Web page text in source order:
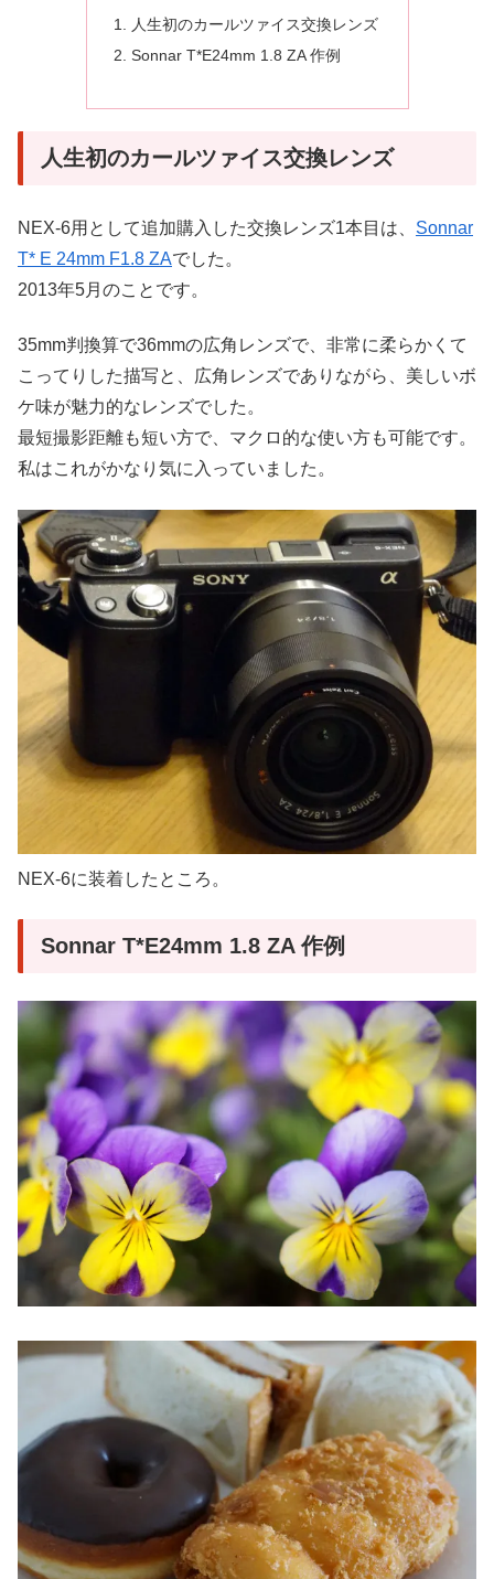
人生初のカールツァイス交換レンズ
Sonnar T*E24mm 1.8 ZA 作例
人生初のカールツァイス交換レンズ
NEX-6用として追加購入した交換レンズ1本目は、 Sonnar
T* E 24mm F1.8 ZAでした。
2013年5月のことです。
35mm判換算で36mmの広角レンズで、非常に柔らかくて
こってりした描写と、広角レンズでありながら、美しいボ
ケ味が魅力的なレンズでした。
最短撮影距離も短い方で、マクロ的な使い方も可能です。
私はこれがかなり気に入っていました。
NEX-6に装着したところ。
Sonnar T*E24mm 1.8 ZA 作例